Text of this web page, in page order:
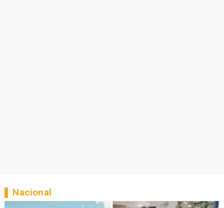
Nacional